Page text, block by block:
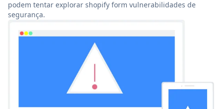
podem tentar explorar shopify form vulnerabilidades de
segurança.